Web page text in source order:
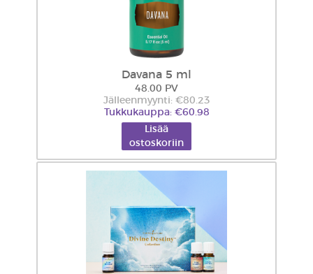
Davana 5 ml
48.00 PV
Jälleenmyynti: €80.23
Tukkukauppa: €60.98
Lisää
ostoskoriin